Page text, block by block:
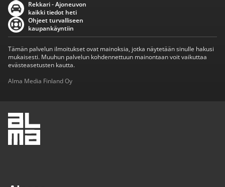
Rekkari - Ajoneuvon
kaikki tiedot heti
Ohjeet turvalliseen
kaupankäyntiin
Tämän palvelun ilmoitukset ovat mainoksia, jotka näytetään sinulle hakusi
mukaisesti. Muuhun palvelun kohdennettuun mainontaan voit vaikuttaa
evästeasetusten kautta.
Alma Media Finland Oy